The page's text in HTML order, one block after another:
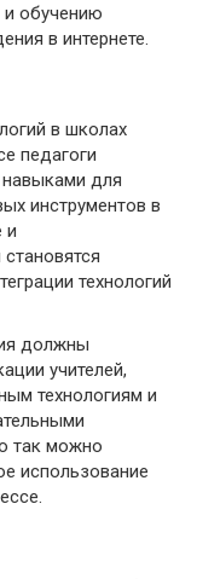
и обучению
в интернете.
в школах
педагоги
для
инструментов в
и
технологий
должны
учителей,
технологиям и
так можно
использование